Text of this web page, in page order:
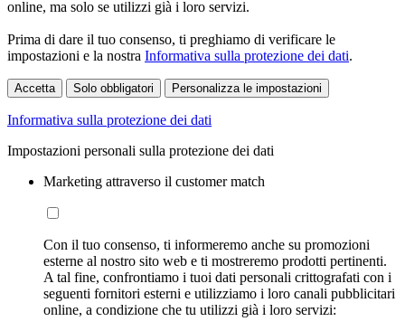
online, ma solo se utilizzi già i loro servizi.
Prima di dare il tuo consenso, ti preghiamo di verificare le
impostazioni e la nostra Informativa sulla protezione dei dati.
Accetta Solo obbligatori Personalizza le impostazioni
Informativa sulla protezione dei dati
Impostazioni personali sulla protezione dei dati
Marketing attraverso il customer match
Con il tuo consenso, ti informeremo anche su promozioni
esterne al nostro sito web e ti mostreremo prodotti pertinenti.
A tal fine, confrontiamo i tuoi dati personali crittografati con i
seguenti fornitori esterni e utilizziamo i loro canali pubblicitari
online, a condizione che tu utilizzi già i loro servizi: